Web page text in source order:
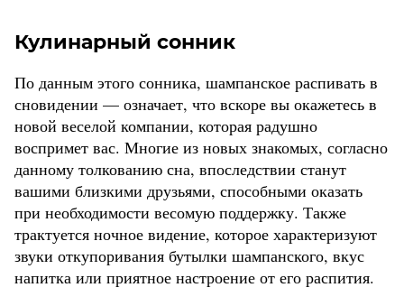
Кулинарный сонник
По данным этого сонника, шампанское распивать в
сновидении — означает, что вскоре вы окажетесь в
новой веселой компании, которая радушно
воспримет вас. Многие из новых знакомых, согласно
данному толкованию сна, впоследствии станут
вашими близкими друзьями, способными оказать
при необходимости весомую поддержку. Также
трактуется ночное видение, которое характеризуют
звуки откупоривания бутылки шампанского, вкус
напитка или приятное настроение от его распития.